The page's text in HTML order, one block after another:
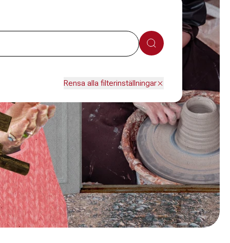
Sök
Rensa alla filterinställningar